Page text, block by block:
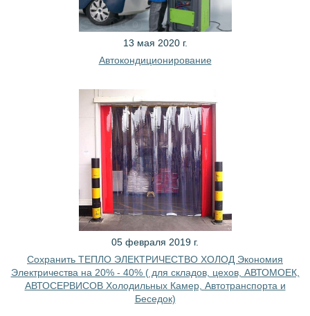
13 мая 2020 г.
Автокондиционирование
05 февраля 2019 г.
Сохранить ТЕПЛО ЭЛЕКТРИЧЕСТВО ХОЛОД Экономия
Электричества на 20% - 40% ( для складов, цехов, АВТОМОЕК,
АВТОСЕРВИСОВ Холодильных Камер, Автотранспорта и
Беседок)